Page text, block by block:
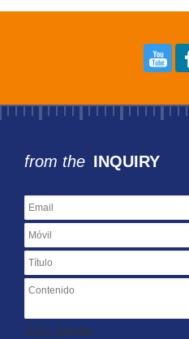
from the INQUIRY
Solo admite